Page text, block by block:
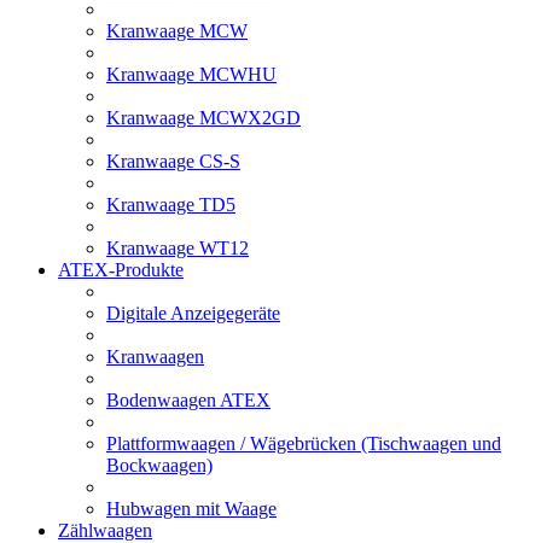
Kranwaage MCW
Kranwaage MCWHU
Kranwaage MCWX2GD
Kranwaage CS-S
Kranwaage TD5
Kranwaage WT12
ATEX-Produkte
Digitale Anzeigegeräte
Kranwaagen
Bodenwaagen ATEX
Plattformwaagen / Wägebrücken (Tischwaagen und
Bockwaagen)
Hubwagen mit Waage
Zählwaagen